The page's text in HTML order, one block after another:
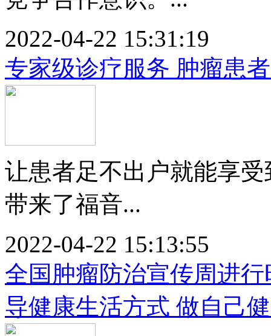
2022-04-22 15:31:19
专家级诊疗服务 肿瘤患
让患者足不出户就能享
带来了福音...
2022-04-22 15:13:55
全国肿瘤防治宣传周进
导健康生活方式 做自己